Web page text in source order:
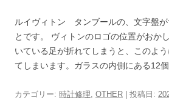
ルイヴィトン タンブールの、文字盤が
とです。 ヴィトンのロゴの位置がおか
いている足が折れてしまうと、このよ
てしまいます。ガラスの内側にある12
カテゴリー: 時計修理 OTHER | 投稿日: